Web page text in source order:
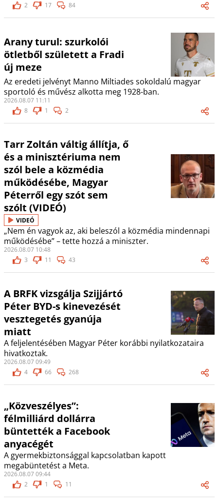
2
17 84
Arany turul: szurkolói
ötletből született a Fradi
új meze
Az eredeti jelvényt Manno Miltiades sokoldalú magyar
sportoló és művész alkotta meg 1928-ban.
2026.08.07 11:11
8
1 2
Tarr Zoltán váltig állítja, ő
és a minisztériuma nem
szól bele a közmédia
működésébe, Magyar
Péterről egy szót sem
szólt (VIDEÓ)
VIDEÓ
„Nem én vagyok az, aki beleszól a közmédia mindennapi
működésébe” – tette hozzá a miniszter.
2026.08.07 10:48
3
11 43
A BRFK vizsgálja Szijjártó
Péter BYD-s kinevezését
vesztegetés gyanúja
miatt
A feljelentésében Magyar Péter korábbi nyilatkozataira
hivatkoztak.
2026.08.07 09:49
4
66 268
„Közveszélyes”:
félmilliárd dollárra
büntették a Facebook
anyacégét
A gyermekbiztonsággal kapcsolatban kapott
megabüntetést a Meta.
2026.08.07 09:44
2
1 11